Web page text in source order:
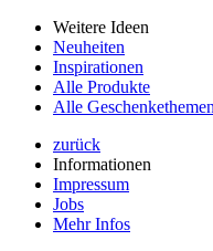
Weitere Ideen
Neuheiten
Inspirationen
Alle Produkte
Alle Geschenkethemen
zurück
Informationen
Impressum
Jobs
Mehr Infos